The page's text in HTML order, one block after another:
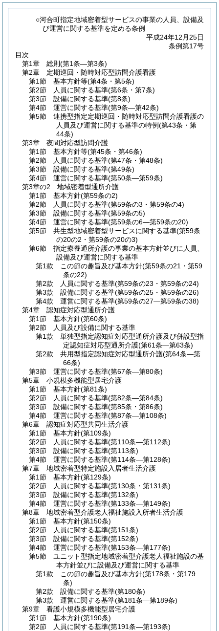
○河合町指定地域密着型サービスの事業の人員、設備及
び運営に関する基準を定める条例
平成24年12月25日
条例第17号
目次
第1章
総則 (第1条―第3条)
第2章
定期巡回・随時対応型訪問介護看護
第1節
基本方針等(第4条・第5条)
第2節
人員に関する基準(第6条・第7条)
第3節
設備に関する基準(第8条)
第4節
運営に関する基準(第9条―第42条)
第5節
連携型指定定期巡回・随時対応型訪問介護看護の
人員及び運営に関する基準の特例(第43条・第
44条)
第3章
夜間対応型訪問介護
第1節
基本方針等(第45条・第46条)
第2節
人員に関する基準(第47条・第48条)
第3節
設備に関する基準(第49条)
第4節
運営に関する基準(第50条―第59条)
第3章の2
地域密着型通所介護
第1節
基本方針(第59条の2)
第2節
人員に関する基準(第59条の3・第59条の4)
第3節
設備に関する基準(第59条の5)
第4節
運営に関する基準(第59条の6―第59条の20)
第5節
共生型地域密着型サービスに関する基準(第59条
の20の2・第59条の20の3)
第6節
指定療養通所介護の事業の基本方針並びに人員、
設備及び運営に関する基準
第1款
この節の趣旨及び基本方針(第59条の21・第59
条の22)
第2款
人員に関する基準(第59条の23・第59条の24)
第3款
設備に関する基準(第59条の25・第59条の26)
第4款
運営に関する基準(第59条の27―第59条の38)
第4章
認知症対応型通所介護
第1節
基本方針(第60条)
第2節
人員及び設備に関する基準
第1款
単独型指定認知症対応型通所介護及び併設型指
定認知症対応型通所介護(第61条―第63条)
第2款
共用型指定認知症対応型通所介護(第64条―第
66条)
第3節
運営に関する基準(第67条―第80条)
第5章
小規模多機能型居宅介護
第1節
基本方針(第81条)
第2節
人員に関する基準(第82条―第84条)
第3節
設備に関する基準(第85条・第86条)
第4節
運営に関する基準(第87条―第108条)
第6章
認知症対応型共同生活介護
第1節
基本方針(第109条)
第2節
人員に関する基準(第110条―第112条)
第3節
設備に関する基準(第113条)
第4節
運営に関する基準(第114条―第128条)
第7章
地域密着型特定施設入居者生活介護
第1節
基本方針(第129条)
第2節
人員に関する基準(第130条・第131条)
第3節
設備に関する基準(第132条)
第4節
運営に関する基準(第133条―第149条)
第8章
地域密着型介護老人福祉施設入所者生活介護
第1節
基本方針(第150条)
第2節
人員に関する基準(第151条)
第3節
設備に関する基準(第152条)
第4節
運営に関する基準(第153条―第177条)
第5節
ユニット型指定地域密着型介護老人福祉施設の基
本方針並びに設備及び運営に関する基準
第1款
この節の趣旨及び基本方針(第178条・第179
条)
第2款
設備に関する基準(第180条)
第3款
運営に関する基準(第181条―第189条)
第9章
看護小規模多機能型居宅介護
第1節
基本方針(第190条)
第2節
人員に関する基準(第191条―第193条)